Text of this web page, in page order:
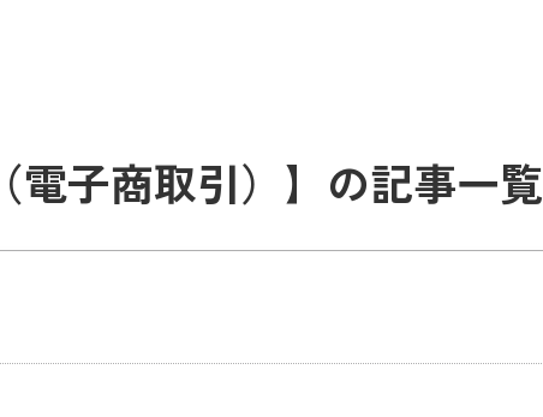
電子商取引）】の記事一覧